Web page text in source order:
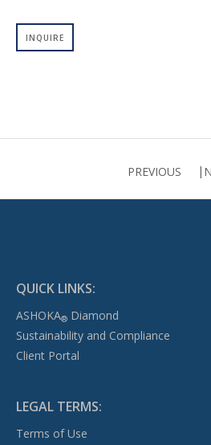
TALISMAN
INQUIRE
PREVIOUS
QUICK LINKS:
ASHOKA®Diamond
Sustainability and Compliance
Client Portal
LEGAL TERMS:
Terms of Use